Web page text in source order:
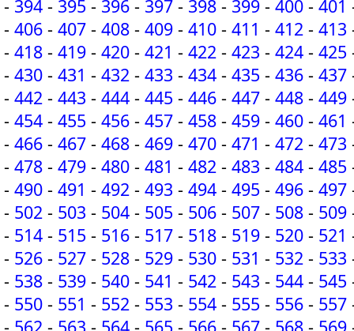
- 394 - 395 - 396 - 397 - 398 - 399 - 400 - 401
- 406 - 407 - 408 - 409 - 410 - 411 - 412 - 413
- 418 - 419 - 420 - 421 - 422 - 423 - 424 - 425
- 430 - 431 - 432 - 433 - 434 - 435 - 436 - 437
- 442 - 443 - 444 - 445 - 446 - 447 - 448 - 449
- 454 - 455 - 456 - 457 - 458 - 459 - 460 - 461
- 466 - 467 - 468 - 469 - 470 - 471 - 472 - 473
- 478 - 479 - 480 - 481 - 482 - 483 - 484 - 485
- 490 - 491 - 492 - 493 - 494 - 495 - 496 - 497
- 502 - 503 - 504 - 505 - 506 - 507 - 508 - 509
- 514 - 515 - 516 - 517 - 518 - 519 - 520 - 521
- 526 - 527 - 528 - 529 - 530 - 531 - 532 - 533
- 538 - 539 - 540 - 541 - 542 - 543 - 544 - 545
- 550 - 551 - 552 - 553 - 554 - 555 - 556 - 557